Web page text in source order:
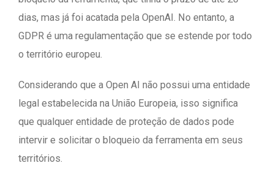
dias, mas já foi acatada pela OpenAI. No entanto, a
GDPR é uma regulamentação que se estende por todo
o território europeu.
Considerando que a Open AI não possui uma entidade
legal estabelecida na União Europeia, isso significa
que qualquer entidade de proteção de dados pode
intervir e solicitar o bloqueio da ferramenta em seus
territórios.